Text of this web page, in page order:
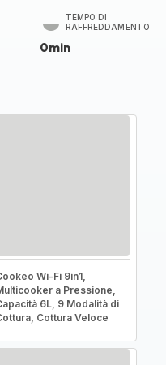
TEMPO DI
RAFFREDDAMENTO
0min
Wi-Fi 9in1,
a Pressione,
6L, 9 Modalità di
Cottura Veloce